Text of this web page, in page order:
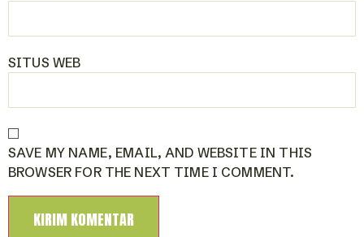
SITUS WEB
SAVE MY NAME, EMAIL, AND WEBSITE IN THIS
BROWSER FOR THE NEXT TIME I COMMENT.